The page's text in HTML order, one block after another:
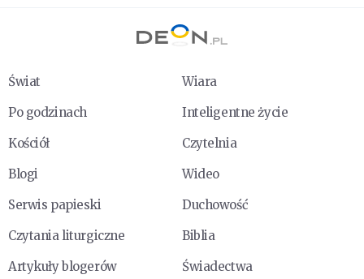
Świat
Wiara
Po godzinach
Inteligentne życie
Kościół
Czytelnia
Blogi
Wideo
Serwis papieski
Duchowość
Czytania liturgiczne
Biblia
Artykuły blogerów
Świadectwa